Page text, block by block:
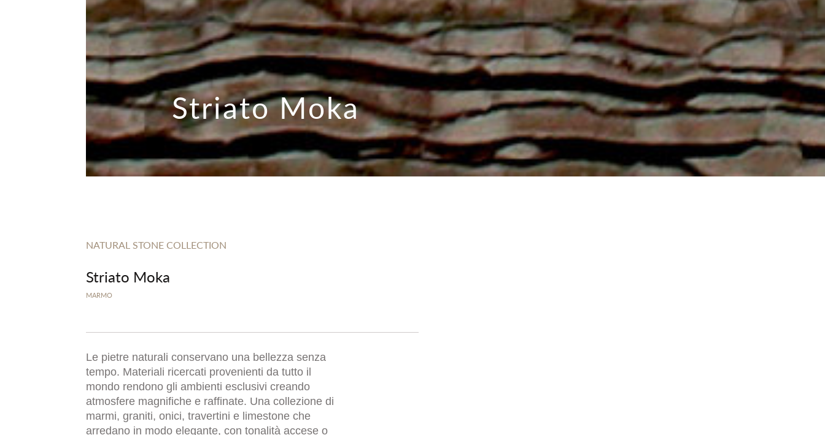
Striato Moka
NATURAL STONE COLLECTION
Striato Moka
MARMO
Le pietre naturali conservano una bellezza senza
tempo. Materiali ricercati provenienti da tutto il
mondo rendono gli ambienti esclusivi creando
atmosfere magnifiche e raffinate. Una collezione di
marmi, graniti, onici, travertini e limestone che
arredano in modo elegante, con tonalità accese o